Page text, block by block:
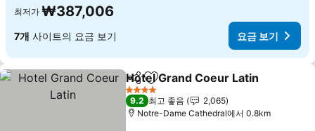
최저가 ₩387,006
7개 사이트의 요금 보기 요금 보기
공유 즐겨찾기에 추가
Hotel Grand Coeur Latin
4 성급
9.2 최고 좋음
2,065
Notre-Dame Cathedral에서 0.8km